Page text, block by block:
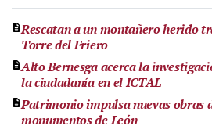
Rescatan a un montañero herido
Torre del Friero
Alto Bernesga acerca la
la ciudadanía en el ICTAL
Patrimonio impulsa nuevas obras
monumentos de León